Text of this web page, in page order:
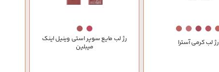
رژ لب کرمی آسترا
رژ لب مایع سوپر استی وینیل اینک
میبلین